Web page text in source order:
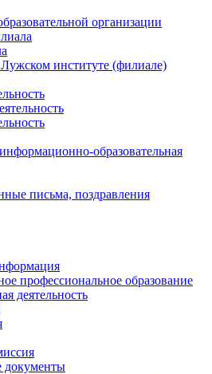
организации
институте (филиале)
образовательная
письма, поздравления
профессиональное образование
деятельность
документы